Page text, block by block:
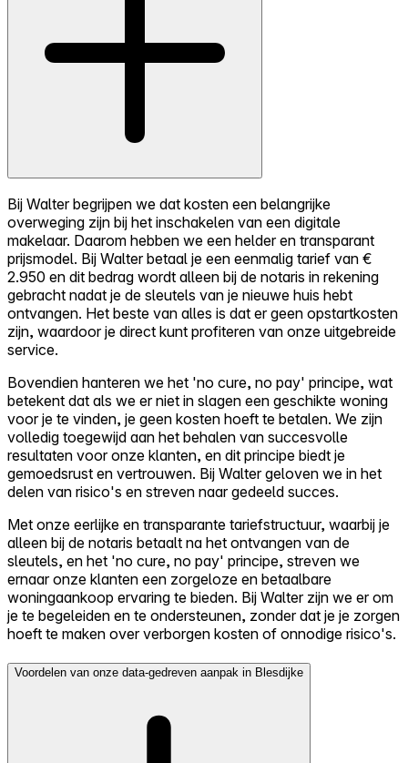
Bij Walter begrijpen we dat kosten een belangrijke
overweging zijn bij het inschakelen van een digitale
makelaar. Daarom hebben we een helder en transparant
prijsmodel. Bij Walter betaal je een eenmalig tarief van €
2.950 en dit bedrag wordt alleen bij de notaris in rekening
gebracht nadat je de sleutels van je nieuwe huis hebt
ontvangen. Het beste van alles is dat er geen opstartkosten
zijn, waardoor je direct kunt profiteren van onze uitgebreide
service.
Bovendien hanteren we het 'no cure, no pay' principe, wat
betekent dat als we er niet in slagen een geschikte woning
voor je te vinden, je geen kosten hoeft te betalen. We zijn
volledig toegewijd aan het behalen van succesvolle
resultaten voor onze klanten, en dit principe biedt je
gemoedsrust en vertrouwen. Bij Walter geloven we in het
delen van risico's en streven naar gedeeld succes.
Met onze eerlijke en transparante tariefstructuur, waarbij je
alleen bij de notaris betaalt na het ontvangen van de
sleutels, en het 'no cure, no pay' principe, streven we
ernaar onze klanten een zorgeloze en betaalbare
woningaankoop ervaring te bieden. Bij Walter zijn we er om
je te begeleiden en te ondersteunen, zonder dat je je zorgen
hoeft te maken over verborgen kosten of onnodige risico's.
Voordelen van onze data-gedreven aanpak in Blesdijke